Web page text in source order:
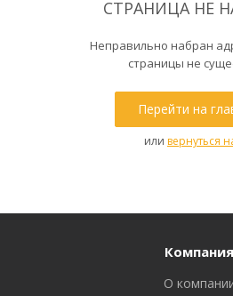
СТРАНИЦА НЕ
Неправильно набран
страницы не
Перейти на
или вернуться
Компания
О